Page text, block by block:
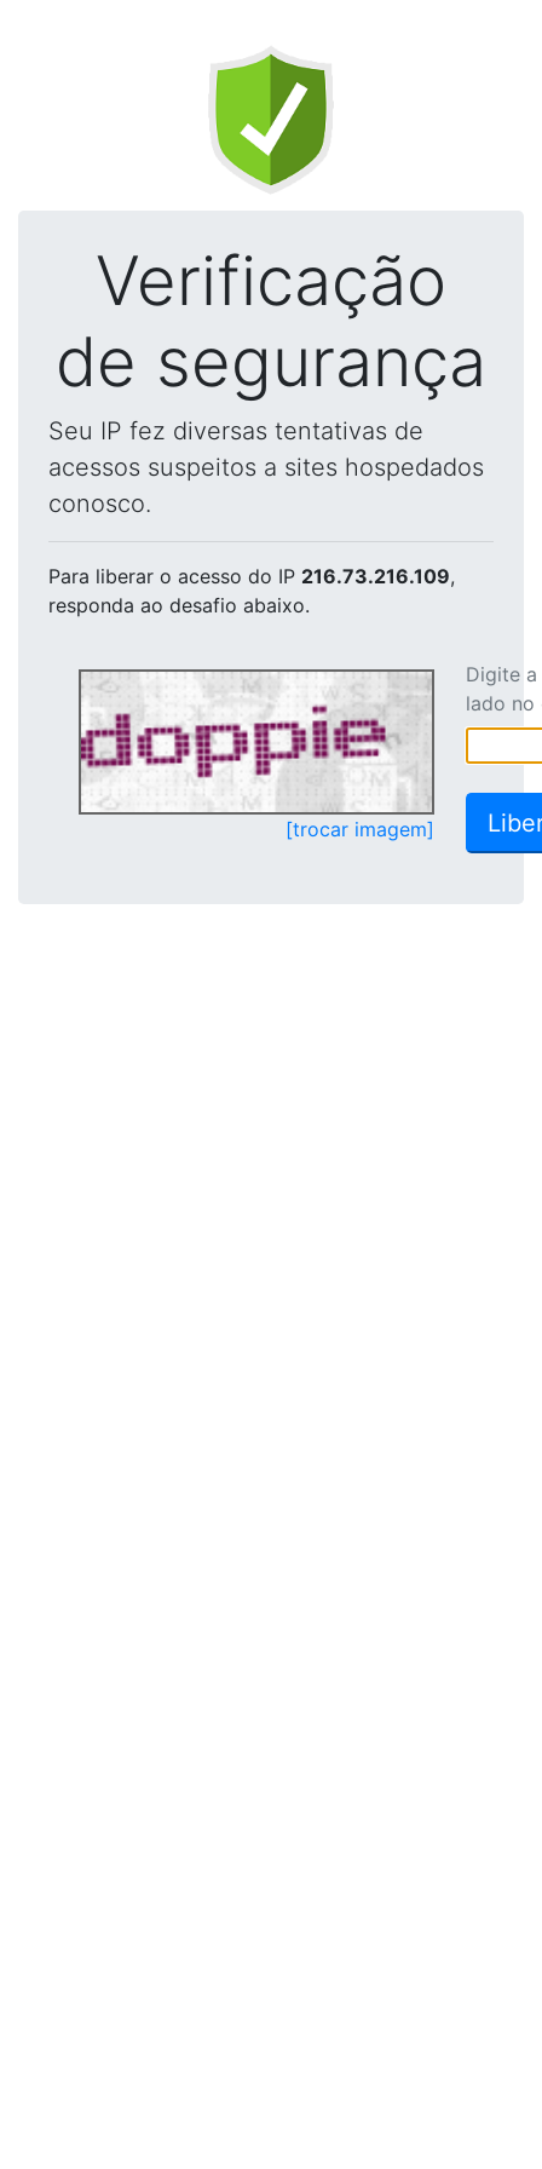
Verificação
de segurança
Seu IP fez diversas tentativas de
acessos suspeitos a sites hospedados
conosco.
Para liberar o acesso do IP 216.73.216.109,
responda ao desafio abaixo.
[trocar imagem]
Digite
lado no